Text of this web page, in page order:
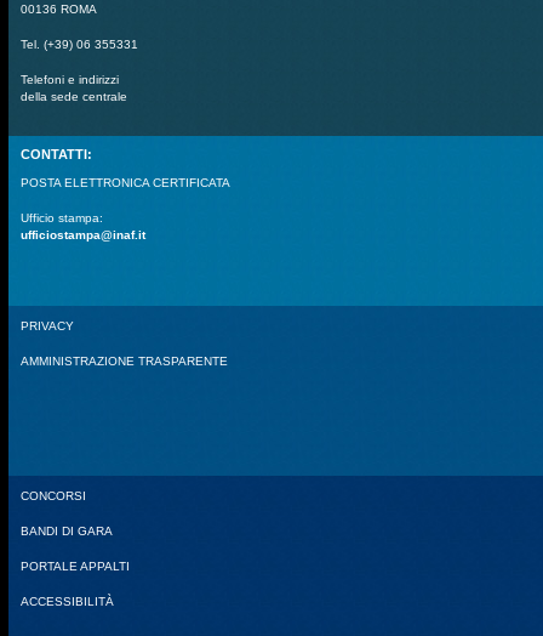
00136 ROMA
Tel. (+39) 06 355331
Telefoni e indirizzi
della sede centrale
CONTATTI:
POSTA ELETTRONICA CERTIFICATA
Ufficio stampa:
ufficiostampa@inaf.it
PRIVACY
AMMINISTRAZIONE TRASPARENTE
CONCORSI
BANDI DI GARA
PORTALE APPALTI
ACCESSIBILITÀ